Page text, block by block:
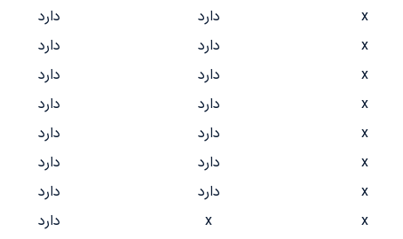
x دارد دارد
x دارد دارد
x دارد دارد
x دارد دارد
x دارد دارد
x دارد دارد
x دارد دارد
x
x دارد